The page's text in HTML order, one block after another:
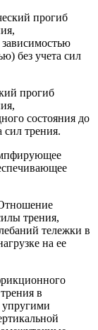
прогиб
без учета сил
прогиб
состояния до
сил трения.
трения,
тележки в
на ее
в
упругими